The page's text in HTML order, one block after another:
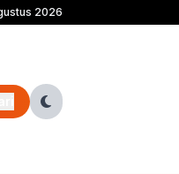
Vs Singapura 0-0
2026